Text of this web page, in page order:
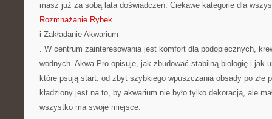
masz już za sobą lata doświadczeń. Ciekawe kategorie dla
Rozmnażanie Rybek
i Zakładanie Akwarium
. W centrum zainteresowania jest komfort dla podopiecznych,
wodnych. Akwa-Pro opisuje, jak zbudować stabilną biologię i jak
które psują start: od zbyt szybkiego wpuszczania obsady po złe
kładziony jest na to, by akwarium nie było tylko dekoracją, ale
wszystko ma swoje miejsce.